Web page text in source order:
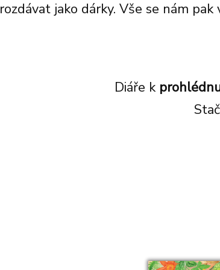
rozdávat jako dárky. Vše se nám pak
Diáře k